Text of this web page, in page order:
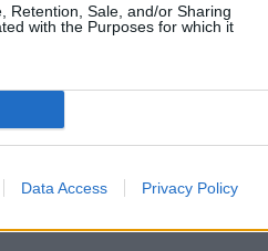
Retention, Sale, and/or Sharing
with the Purposes for which it
Data Access Privacy Policy